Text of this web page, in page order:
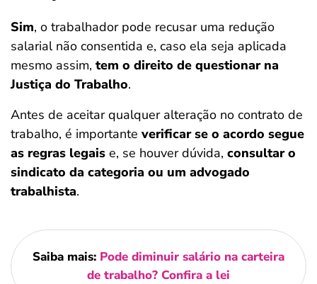
Sim, o trabalhador pode recusar uma redução
salarial não consentida e, caso ela seja aplicada
mesmo assim, tem o direito de questionar na
Justiça do Trabalho.
Antes de aceitar qualquer alteração no contrato de
trabalho, é importante verificar se o acordo segue
as regras legais e, se houver dúvida, consultar o
sindicato da categoria ou um advogado
trabalhista.
Saiba mais: Pode diminuir salário na carteira
de trabalho? Confira a lei